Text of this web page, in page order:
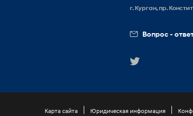
г. Курган, пр.
Вопрос -
Карта сайта Юридическая информация